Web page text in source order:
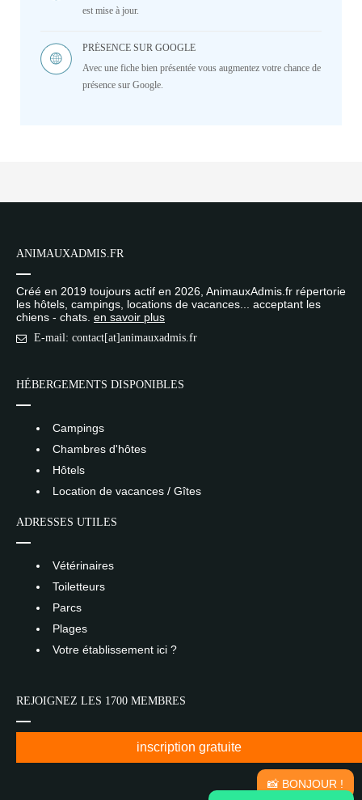
est mise à jour.
PRÉSENCE SUR GOOGLE
Avec une fiche bien présentée vous augmentez votre chance de
présence sur Google.
📸 BONJOUR !
ANIMAUXADMIS.FR
Créé en 2019 toujours actif en 2026, AnimauxAdmis.fr répertorie
les hôtels, campings, locations de vacances... acceptant les
chiens - chats. en savoir plus
E-mail: contact[at]animauxadmis.fr
HÉBERGEMENTS DISPONIBLES
Campings
Chambres d'hôtes
Hôtels
Location de vacances / Gîtes
ADRESSES UTILES
Vétérinaires
Toiletteurs
Parcs
Plages
Votre établissement ici ?
REJOIGNEZ LES 1700 MEMBRES
inscription gratuite